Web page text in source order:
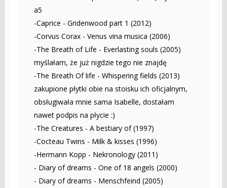
a5
-Caprice - Gridenwood part 1 (2012)
-Corvus Corax - Venus vina musica (2006)
-The Breath of Life - Everlasting souls (2005)
myślałam, że już nigdzie tego nie znajdę
-The Breath Of life - Whispering fields (2013)
zakupione płytki obie na stoisku ich oficjalnym,
obsługiwała mnie sama Isabelle, dostałam
nawet podpis na płycie :)
-The Creatures - A bestiary of (1997)
-Cocteau Twins - Milk & kisses (1996)
-Hermann Kopp - Nekronology (2011)
- Diary of dreams - One of 18 angels (2000)
- Diary of dreams - Menschfeind (2005)